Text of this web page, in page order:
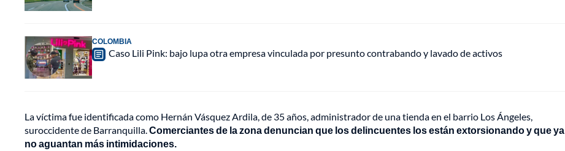
COLOMBIA
Caso Lili Pink: bajo lupa otra empresa vinculada por presunto contrabando y lavado de activos
La víctima fue identificada como Hernán Vásquez Ardila, de 35 años, administrador de una tienda en el barrio Los Ángeles,
suroccidente de Barranquilla.Comerciantes de la zona denuncian que los delincuentes los están extorsionando y que ya
no aguantan más intimidaciones.